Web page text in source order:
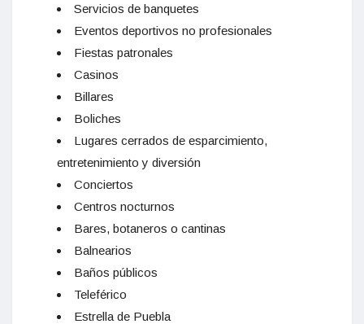
Servicios de banquetes
Eventos deportivos no profesionales
Fiestas patronales
Casinos
Billares
Boliches
Lugares cerrados de esparcimiento,
entretenimiento y diversión
Conciertos
Centros nocturnos
Bares, botaneros o cantinas
Balnearios
Baños públicos
Teleférico
Estrella de Puebla